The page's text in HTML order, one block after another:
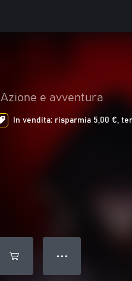
Azione e avventura
In vendita: risparmia 5,00 €,
● ● ●